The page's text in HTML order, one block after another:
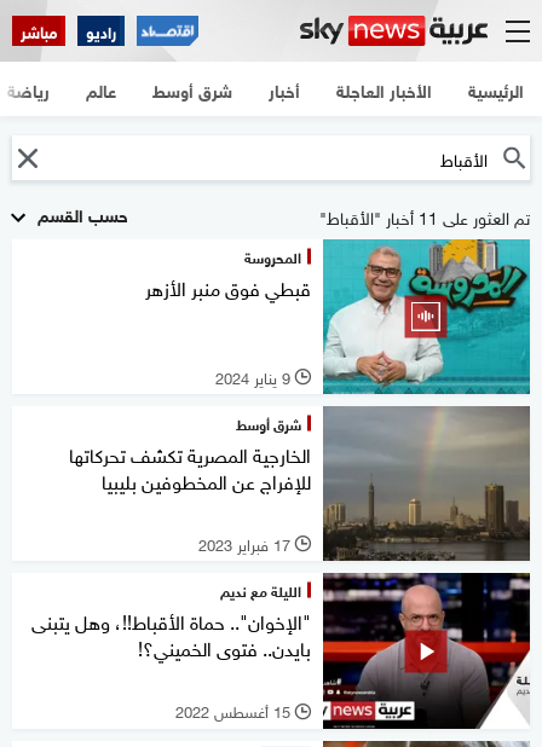
راديو مباشر
الرئيسية الأخبار العاجلة أخبار شرق أوسط عالم رياضة
حسب القسم تم العثور على 11 أخبار "الأقباط"
المحروسة
قبطي فوق منبر الأزهر
l 9 يناير 2024
شرق أوسط
الخارجية المصرية تكشف تحركاتها
للإفراج عن المخطوفين بليبيا
l 17 فبراير 2023
الليلة مع نديم
"الإخوان".. حماة الأقباط!!، وهل يتبنى
بايدن.. فتوى الخميني؟!
l 15 أغسطس 2022